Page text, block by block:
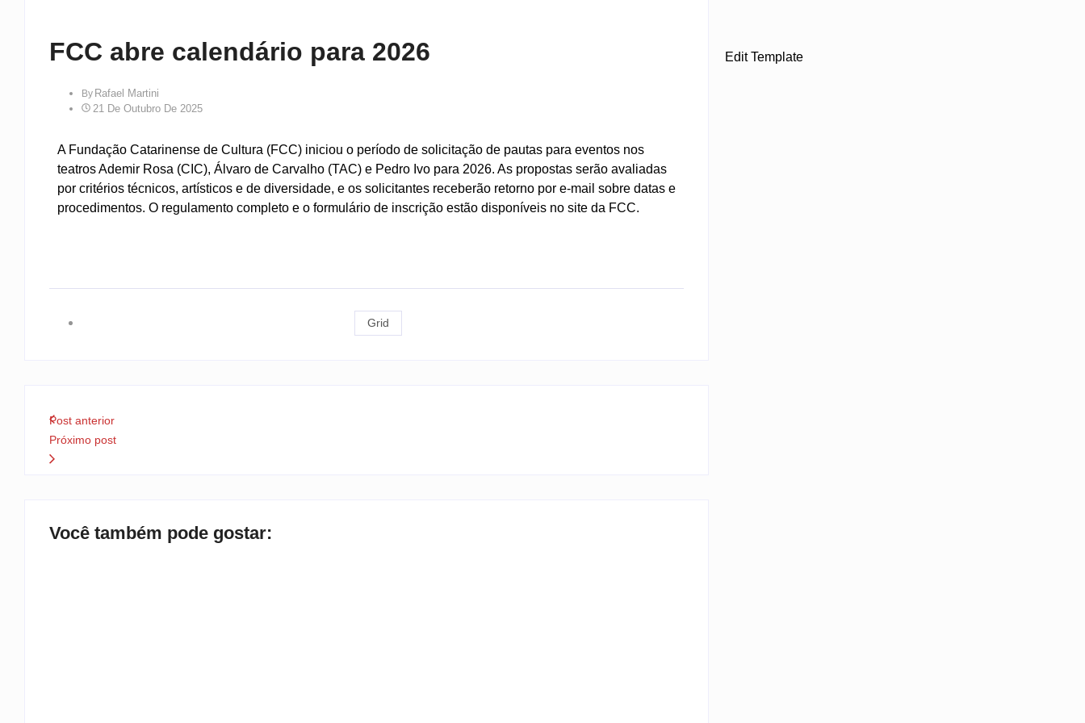
FCC abre calendário para 2026
By Rafael Martini
21 De Outubro De 2025
A Fundação Catarinense de Cultura (FCC) iniciou o período de solicitação de pautas para eventos nos
teatros Ademir Rosa (CIC), Álvaro de Carvalho (TAC) e Pedro Ivo para 2026. As propostas serão avaliadas
por critérios técnicos, artísticos e de diversidade, e os solicitantes receberão retorno por e-mail sobre datas e
procedimentos. O regulamento completo e o formulário de inscrição estão disponíveis no site da FCC.
Grid
Post anterior
Próximo post
Você também pode gostar:
Edit Template